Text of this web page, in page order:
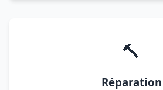
🔨
Réparation